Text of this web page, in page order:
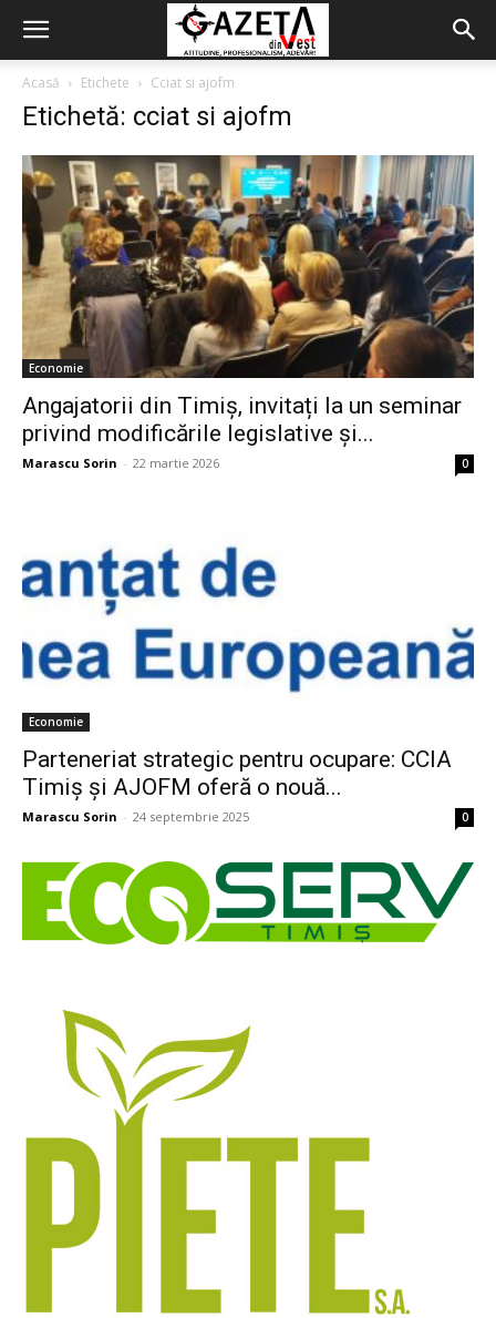
Acasă Etichete Cciat si ajofm
Etichetă: cciat si ajofm
Economie
Angajatorii din Timiș, invitați la un seminar
privind modificările legislative și...
Marascu Sorin - 22 martie 2026 0
Economie
Parteneriat strategic pentru ocupare: CCIA
Timiș și AJOFM oferă o nouă...
Marascu Sorin - 24 septembrie 2025 0